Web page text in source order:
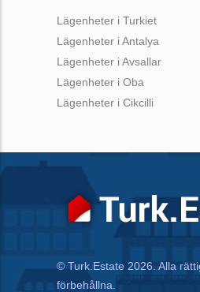
Lägenheter i Turkiet
Lägenheter i Antalya
Lägenheter i Avsallar
Lägenheter i Oba
Lägenheter i Cikcilli
© Turk.Estate 2026. Alla
förbehållna.